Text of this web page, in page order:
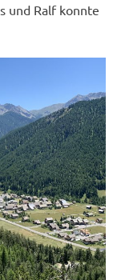
und Ralf konnte